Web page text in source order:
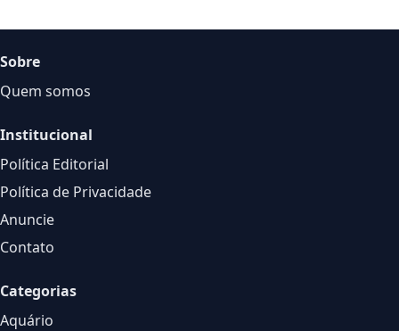
Sobre
Quem somos
Institucional
Política Editorial
Política de Privacidade
Anuncie
Contato
Categorias
Aquário